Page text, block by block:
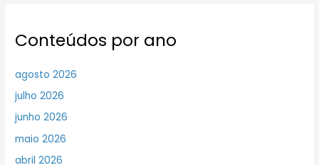
Conteúdos por ano
agosto 2026
julho 2026
junho 2026
maio 2026
abril 2026